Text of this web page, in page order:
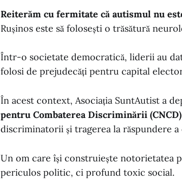
Reiterăm cu fermitate că autismul nu
Rușinos este să folosești o trăsătură
Într-o societate democratică, liderii au
folosi de prejudecăți pentru capital
În acest context, Asociația SuntAutist a
pentru Combaterea Discriminării (CNCD)
discriminatorii și tragerea la răspundere
Un om care își construiește notorietatea
periculos politic, ci profund toxic social.